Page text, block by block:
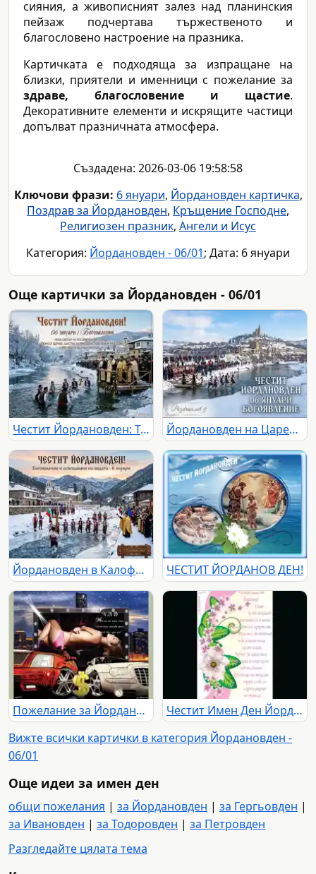
сияния, а живописният залез над планинския
пейзаж подчертава тържественото и
благословено настроение на празника.
Картичката е подходяща за изпращане на
близки, приятели и именници с пожелание за
здраве, благословение и щастие.
Декоративните елементи и искрящите частици
допълват празничната атмосфера.
Създадена: 2026-03-06 19:58:58
Ключови фрази: 6 януари, Йордановден картичка,
Поздрав за Йордановден, Кръщение Господне,
Религиозен празник, Ангели и Исус
Категория: Йордановден - 06/01; Дата: 6 януари
Още картички за Йордановден - 06/01
Честит Йордановден: Традиционно хвърляне на кръста в ледените води на река, празник в заснежено българско село. Йордановден на Царевец: Мъже скачат за кръста в ледените води на Янтра, празнувайки Богоявление в снежно Велико Търново.
Йордановден в Калофер: Мъжко хоро в ледените води и водосвет на фона на заснежени планини. ЧЕСТИТ ЙОРДАНОВ ДЕН!
Пожелание за Йордановден!
Честит Имен Ден Йорданка!
Вижте всички картички в категория Йордановден -
06/01
Още идеи за имен ден
общи пожелания | за Йордановден | за Гергьовден |
за Ивановден | за Тодоровден | за Петровден
Разгледайте цялата тема